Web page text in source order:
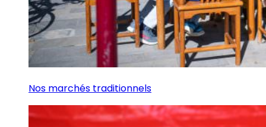
Nos marchés traditionnels